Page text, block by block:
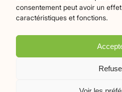
consentement peut avoir un
caractéristiques et fonctions.
La parole à nos lecteurs1
sport27 Tourisme 19
Mentions légales